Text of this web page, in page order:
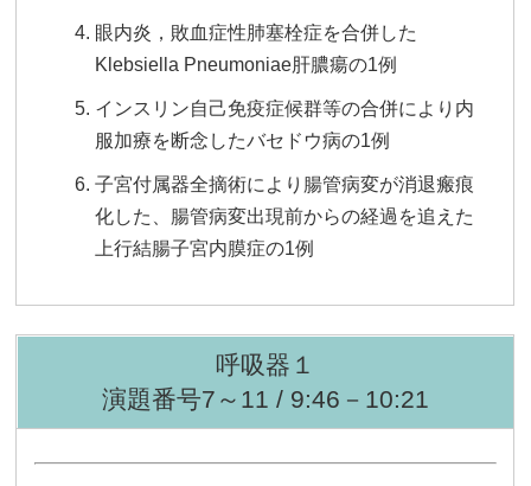
眼内炎，敗血症性肺塞栓症を合併した
Klebsiella Pneumoniae肝膿瘍の1例
インスリン自己免疫症候群等の合併により内
服加療を断念したバセドウ病の1例
子宮付属器全摘術により腸管病変が消退瘢痕
化した、腸管病変出現前からの経過を追えた
上行結腸子宮内膜症の1例
呼吸器１
演題番号7～11 / 9:46－10:21